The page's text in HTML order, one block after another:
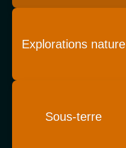
Explorations nature
Sous-terre